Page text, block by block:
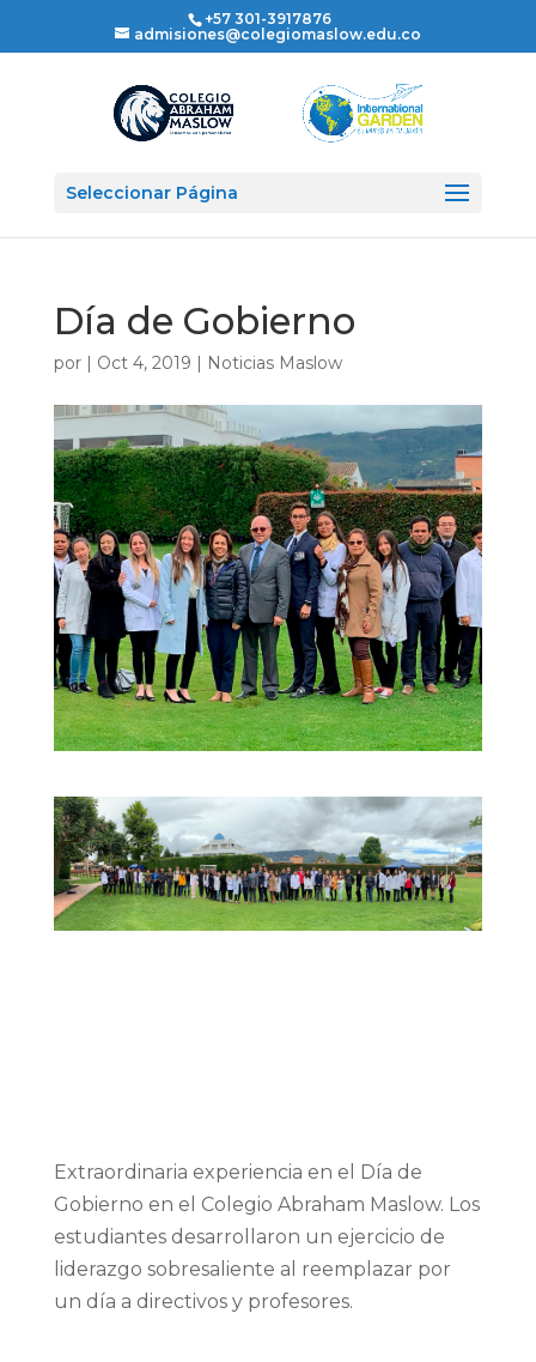
+57 301-3917876
admisiones@colegiomaslow.edu.co
Seleccionar Página
Día de Gobierno
por | Oct 4, 2019 | Noticias Maslow
Extraordinaria experiencia en el Día de
Gobierno en el Colegio Abraham Maslow. Los
estudiantes desarrollaron un ejercicio de
liderazgo sobresaliente al reemplazar por
un día a directivos y profesores.